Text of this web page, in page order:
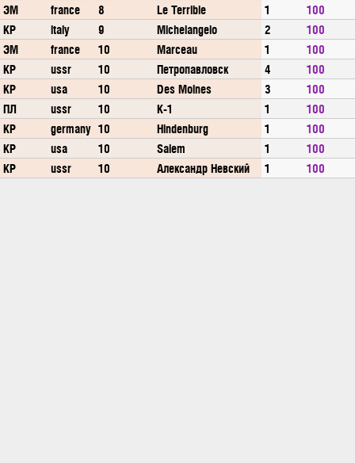
ЭМ
france 8 Le Terrible 1
100
КР
italy 9 Michelangelo 2
100
ЭМ
france 10 Marceau 1
100
КР
ussr 10 Петропавловск 4
100
КР
usa 10 Des Moines 3
100
ПЛ
ussr 10 К-1 1
100
КР
germany 10 Hindenburg 1
100
КР
usa 10 Salem 1
100
КР
ussr 10 Александр Невский 1 100